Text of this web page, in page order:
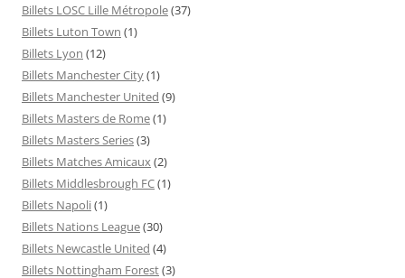
Billets LOSC Lille Métropole(37)
Billets Luton Town (1)
Billets Lyon (12)
Billets Manchester City(1)
Billets Manchester United (9)
Billets Masters de Rome(1)
Billets Masters Series(3)
Billets Matches Amicaux(2)
Billets Middlesbrough FC(1)
Billets Napoli(1)
Billets Nations League(30)
Billets Newcastle United (4)
Billets Nottingham Forest(3)